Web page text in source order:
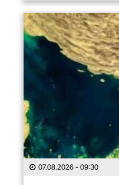
07.08.2026 - 09:30